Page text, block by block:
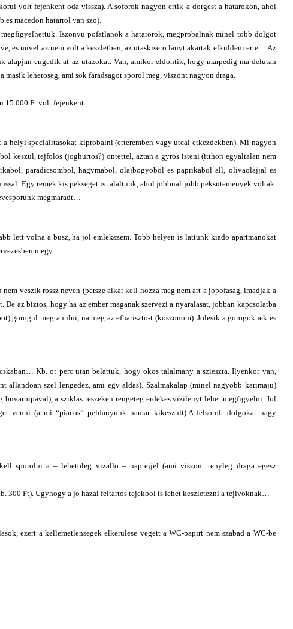
volt fejenkent oda-vissza). A soforok nagyon ertik a dorgest a hatarokon, ahol
es macedon hatarrol van szo).
Iszonyu pofatlanok a hatarorok, megprobalnak minel tobb dolgot
es mivel az nem volt a keszletben, az utaskisero lanyt akartak elkuldeni erte… Az
engedik at az utazokat. Van, amikor eldontik, hogy marpedig ma delutan
lehetoseg, ami sok faradsagot sporol meg, viszont nagyon draga.
15.000 Ft volt fejenkent.
helyi specialitasokat kiprobalni (etteremben vagy utcai etkezdekben). Mi nagyon
keszul, tejfolos (joghurtos?) ontettel, aztan a gyros isteni (itthon egyaltalan nem
paradicsombol, hagymabol, olajbogyobol es paprikabol all, olivaolajjal es
Egy remek kis pekseget is talaltunk, ahol jobbnal jobb peksutemenyek voltak.
megmaradt…
lett volna a busz, ha jol emlekszem. Tobb helyen is lattunk kiado apartmanokat
megy.
veszik rossz neven (persze alkat kell hozza meg nem art a jopofasag, imadjak a
az biztos, hogy ha az ember maganak szervezi a nyaralasat, jobban kapcsolatba
gorogul megtanulni, na meg az efhariszto-t (koszonom). Jolesik a gorogoknek es
Kb. ot perc utan belattuk, hogy okos talalmany a szieszta. Ilyenkor van,
szel lengedez, ami egy aldas). Szalmakalap (minel nagyobb karimaju)
buvarpipaval), a sziklas reszeken rengeteg erdekes vizilenyt lehet megfigyelni. Jol
venni (a mi “piacos” peldanyunk hamar kikeszult).A felsorolt dolgokat nagy
sporolni a – lehetoleg vizallo – naptejjel (ami viszont tenyleg draga egesz
300 Ft). Ugyhogy a jo hazai feltartos tejekbol is lehet keszletezni a tejivoknak…
ezert a kellemetlensegek elkerulese vegett a WC-papirt nem szabad a WC-be